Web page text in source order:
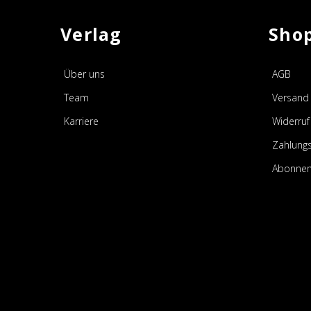
Verlag
Über uns
Team
Karriere
AGB
Widerruf